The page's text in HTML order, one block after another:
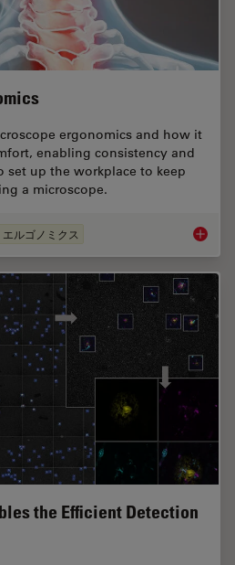
ergonomics and how it
enabling consistency and
set up the workplace to keep
a microscope.
エルゴノミクス
the Efficient Detection